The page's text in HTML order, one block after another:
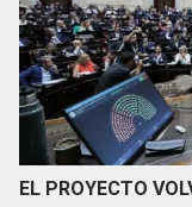
EL PROYECTO